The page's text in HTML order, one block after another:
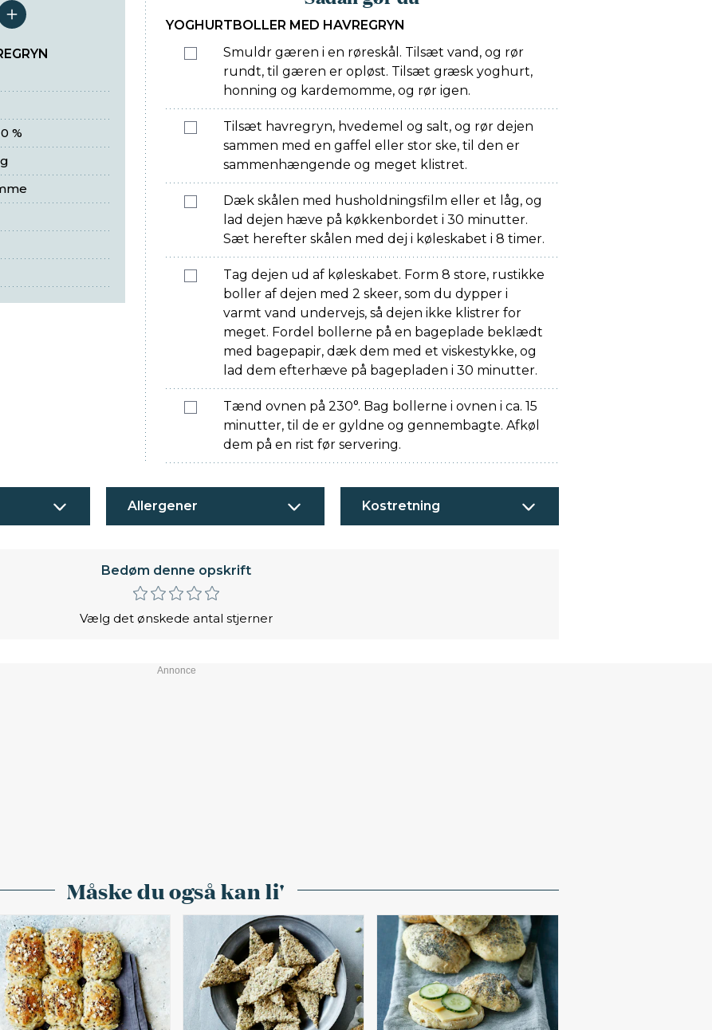
%
YOGHURTBOLLER MED HAVREGRYN
Smuldr gæren i en røreskål. Tilsæt vand, og rør
rundt, til gæren er opløst. Tilsæt græsk yoghurt,
honning og kardemomme, og rør igen.
Tilsæt havregryn, hvedemel og salt, og rør dejen
sammen med en gaffel eller stor ske, til den er
sammenhængende og meget klistret.
Dæk skålen med husholdningsfilm eller et låg, og
lad dejen hæve på køkkenbordet i 30 minutter.
Sæt herefter skålen med dej i køleskabet i 8 timer.
Tag dejen ud af køleskabet. Form 8 store, rustikke
boller af dejen med 2 skeer, som du dypper i
varmt vand undervejs, så dejen ikke klistrer for
meget. Fordel bollerne på en bageplade beklædt
med bagepapir, dæk dem med et viskestykke, og
lad dem efterhæve på bagepladen i 30 minutter.
Tænd ovnen på 230°. Bag bollerne i ovnen i ca. 15
minutter, til de er gyldne og gennembagte. Afkøl
dem på en rist før servering.
Allergener Kostretning
Bedøm denne opskrift
Vælg det ønskede antal stjerner
Måske du også kan li'